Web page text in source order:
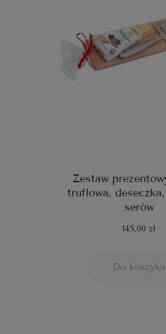
Zestaw
truflowa,
serów
145,00 zł
Do koszyka